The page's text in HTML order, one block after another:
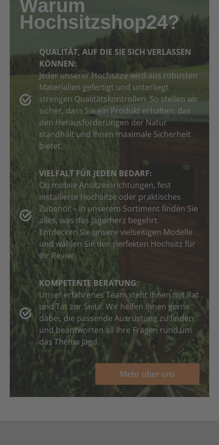
Warum
Hochsitzshop24?
QUALITÄT, AUF DIE SIE SICH VERLASSEN
KÖNNEN:
Jeder unserer Hochsitze wird aus robusten
Materialien gefertigt und unterliegt
strengen Qualitätskontrollen. So stellen wir
sicher, dass Sie ein Produkt erhalten, das
den Herausforderungen der Natur
standhält und Ihnen maximale Sicherheit
bietet.
VIELFALT FÜR JEDEN BEDARF:
Ob mobile Ansitzeinrichtungen, fest
installierte Hochsitze oder praktisches
Zubehör – in unserem Sortiment finden Sie
alles, was das Jägerherz begehrt.
Entdecken Sie unsere vielseitigen Modelle
und wählen Sie den perfekten Hochsitz für
Ihr Revier.
KOMPETENTE BERATUNG:
Unser erfahrenes Team steht Ihnen mit Rat
und Tat zur Seite. Wir helfen Ihnen gerne
dabei, die passende Ausrüstung zu finden
und beantworten all Ihre Fragen rund um
das Thema Jagd.
Mehr über uns